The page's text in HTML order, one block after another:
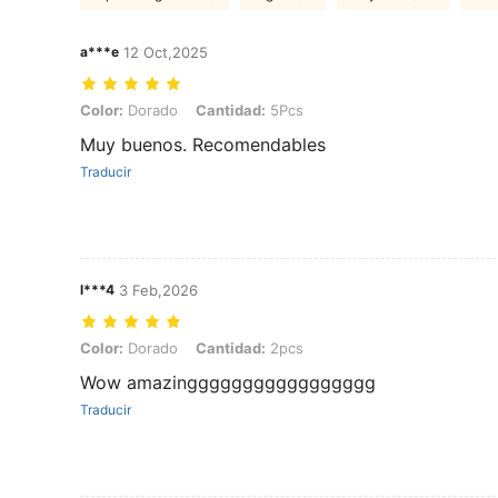
a***e 12 Oct,2025
Color: Dorado, Cantidad: 5Pcs
Color: Dorado Cantidad: 5Pcs
Muy buenos. Recomendables
Traducir
l***4 3 Feb,2026
Color: Dorado, Cantidad: 2pcs
Color: Dorado Cantidad: 2pcs
Wow amazinggggggggggggggggg
Traducir